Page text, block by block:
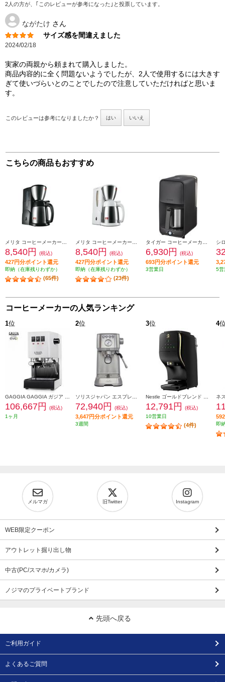
2人の方が、｢このレビューが参考になった｣と投票しています。
ながたけ さん
サイズ感を間違えました
2024/02/18
実家の両親から頼まれて購入しました。
商品内容的に全く問題ないようでしたが、2人で使用するには大きす
ぎて使いづらいとのことでしたので注意していただければと思いま
す。
このレビューは参考になりましたか？ はい いいえ
こちらの商品もおすすめ
8,540円 (税込)
427円分ポイント還元
即納（在庫残りわずか）
(65件)
8,540円 (税込)
427円分ポイント還元
即納（在庫残りわずか）
(23件)
6,930円 (税込)
693円分ポイント還元
3営業日 5営
コーヒーメーカーの人気ランキング
1位
106,667円
(税込)
1ヶ月
2位
72,940円 (税込)
3,647円分ポイント還元
3週間
3位
12,791円
(税込)
10営業日
(4件)
4
即
メルマガ 旧Twitter Instagram
WEB限定クーポン
アウトレット掘り出し物
中古(PC/スマホ/カメラ)
ノジマのプライベートブランド
先頭へ戻る
ご利用ガイド
よくあるご質問